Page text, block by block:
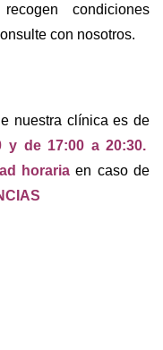
condiciones
con nosotros.
nuestra clínica es de
y de 17:00 a 20:30.
horaria en caso de